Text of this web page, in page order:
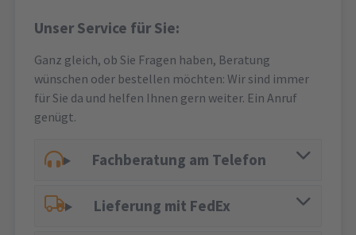
Unser Service für Sie:
Ganz gleich, ob Sie Fragen haben, Beratung
wünschen oder bestellen möchten: Wir sind immer
für Sie da und helfen Ihnen gern weiter. Ein Anruf
genügt.
Fachberatung am Telefon
Lieferung mit FedEx